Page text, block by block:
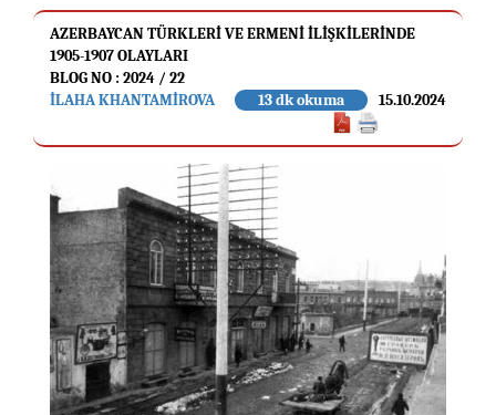
AZERBAYCAN TÜRKLERİ VE ERMENİ İLİŞKİLERİNDE
1905-1907 OLAYLARI
BLOG NO : 2024 / 22
İLAHA KHANTAMİROVA
15.10.2024
13 dk okuma